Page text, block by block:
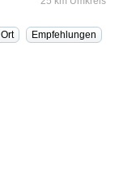
Ort
Empfehlungen